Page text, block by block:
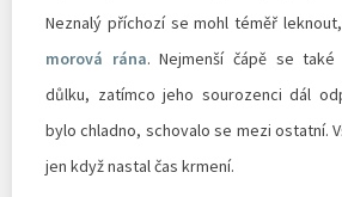
Neznalý příchozí se mohl téměř
morová rána. Nejmenší čápě se
důlku, zatímco jeho sourozenci dál
bylo chladno, schovalo se mezi ostatní.
jen když nastal čas krmení.